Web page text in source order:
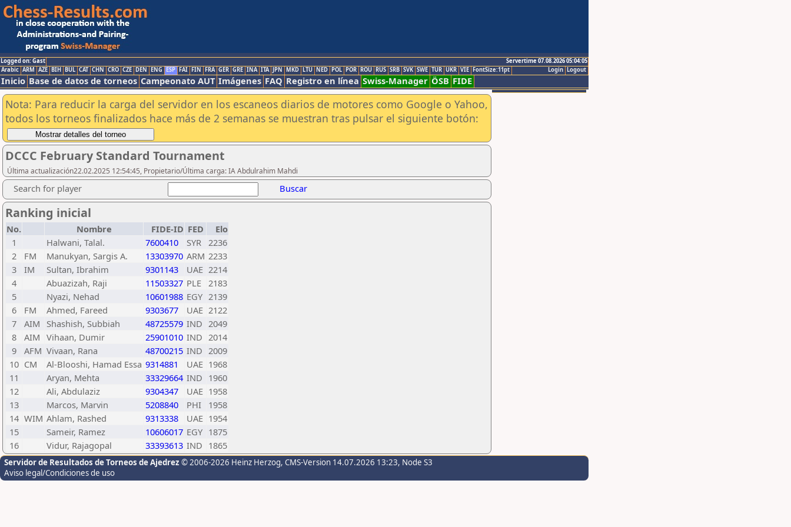
Logged on: Gast
Servertime 07.08.2026 05:04:05
Logout
Login
Arabic ARM AZE BIH BUL CAT CHN CRO CZE DEN ENG ESP FAI FIN FRA GER GRE INA ITA JPN MKD LTU NED POL POR ROU RUS SRB SVK SWE TUR UKR VIE FontSize:11pt
Inicio Base de datos de torneos Campeonato AUT Imágenes FAQ Registro en línea Swiss-Manager ÖSB FIDE
Nota: Para reducir la carga del servidor en los escaneos diarios de motores como Google o Yahoo,
todos los torneos finalizados hace más de 2 semanas se muestran tras pulsar el siguiente botón:
DCCC February Standard Tournament
Última actualización22.02.2025 12:54:45, Propietario/Última carga: IA Abdulrahim Mahdi
Search for player Buscar
Ranking inicial
No. Nombre FIDE-ID FED
Elo
1
Halwani, Talal. 7600410 SYR 2236
2
FM Manukyan, Sargis A. 13303970 ARM 2233
3
IM Sultan, Ibrahim 9301143 UAE 2214
4
Abuazizah, Raji 11503327 PLE 2183
5
Nyazi, Nehad 10601988 EGY 2139
6
FM Ahmed, Fareed 9303677 UAE 2122
7
AIM Shashish, Subbiah 48725579 IND 2049
8
AIM Vihaan, Dumir 25901010 IND 2014
9
AFM Vivaan, Rana 48700215 IND 2009
10 CM Al-Blooshi, Hamad Essa 9314881 UAE 1968
11
Aryan, Mehta 33329664 IND 1960
12
Ali, Abdulaziz 9304347 UAE 1958
13
Marcos, Marvin 5208840 PHI
1958
14 WIM Ahlam, Rashed 9313338 UAE 1954
15
Sameir, Ramez 10606017 EGY 1875
16
Vidur, Rajagopal 33393613 IND 1865
Servidor de Resultados de Torneos de Ajedrez © 2006-2026 Heinz Herzog, CMS-Version 14.07.2026 13:23, Node S3
Aviso legal/Condiciones de uso